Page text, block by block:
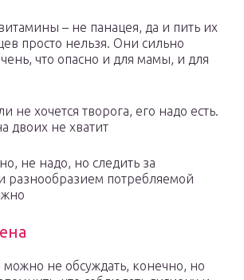
– не панацея, да и пить их
просто нельзя. Они сильно
что опасно и для мамы, и для
не хочется творога, его надо есть.
двоих не хватит
не надо, но следить за
разнообразием потребляемой
не обсуждать, конечно, но